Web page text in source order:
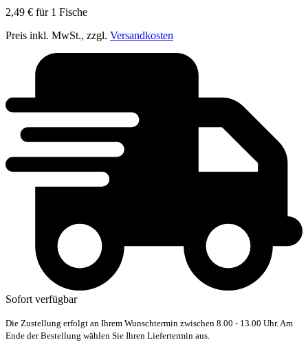
2,49 € für 1 Fische
Preis inkl. MwSt., zzgl. Versandkosten
Sofort verfügbar
Die Zustellung erfolgt an Ihrem Wunschtermin zwischen 8.00 - 13.00 Uhr. Am
Ende der Bestellung wählen Sie Ihren Liefertermin aus.